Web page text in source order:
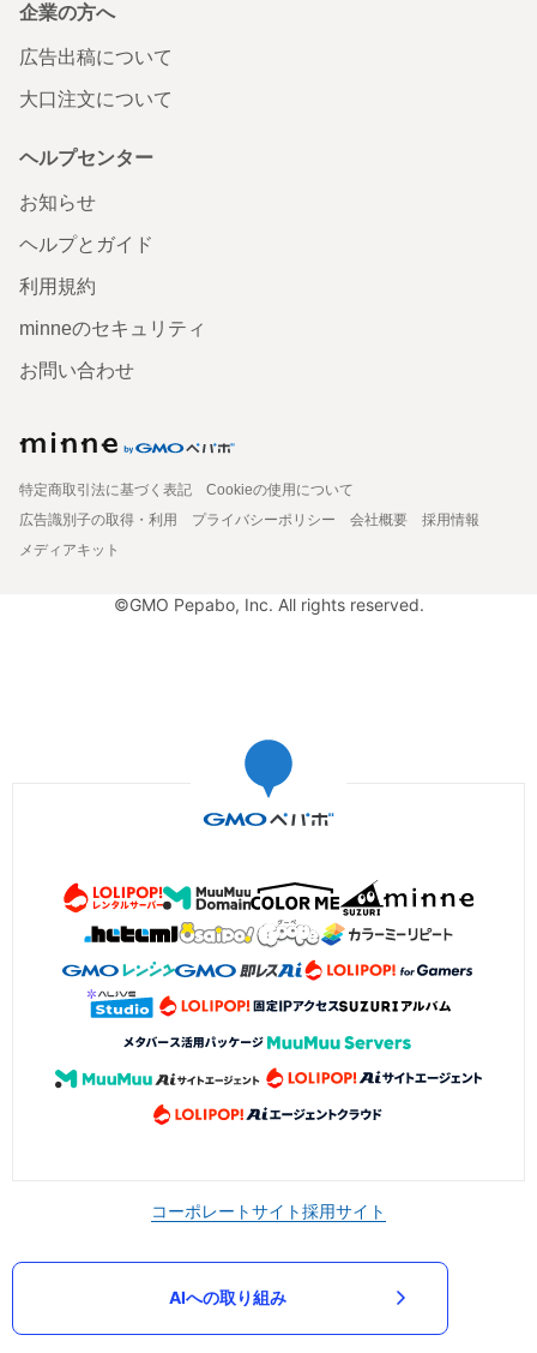
企業の方へ
広告出稿について
大口注文について
ヘルプセンター
お知らせ
ヘルプとガイド
利用規約
minneのセキュリティ
お問い合わせ
特定商取引法に基づく表記
Cookieの使用について
広告識別子の取得・利用
プライバシーポリシー 会社概要
採用情報
メディアキット
©GMO Pepabo, Inc. All rights reserved.
コーポレートサイト採用サイト
AIへの取り組み